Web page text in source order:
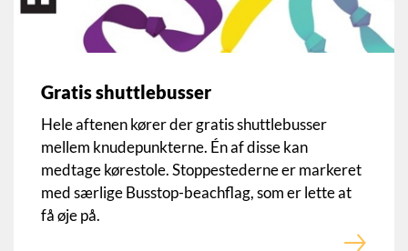
Gratis shuttlebusser
Hele aftenen kører der gratis shuttlebusser
mellem knudepunkterne. Én af disse kan
medtage kørestole. Stoppestederne er markeret
med særlige Busstop-beachflag, som er lette at
få øje på.